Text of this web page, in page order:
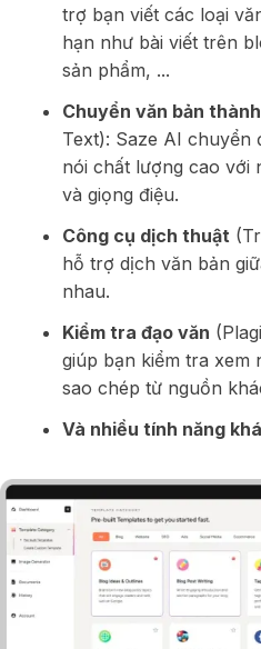
trợ bạn viết các loại
hạn như bài viết trên
sản phẩm, ...
Chuyển văn bản
Text): Saze AI chuyển
nói chất lượng cao với
và giọng điệu.
Công cụ dịch thuật
hỗ trợ dịch văn bản
nhau.
Kiểm tra đạo văn
giúp bạn kiểm tra xem
sao chép từ nguồn
Và nhiều tính năng